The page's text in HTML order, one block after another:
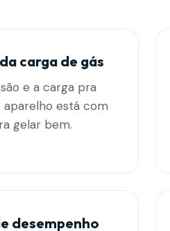
carga de gás
e a carga pra
está com
gelar bem.
desempenho